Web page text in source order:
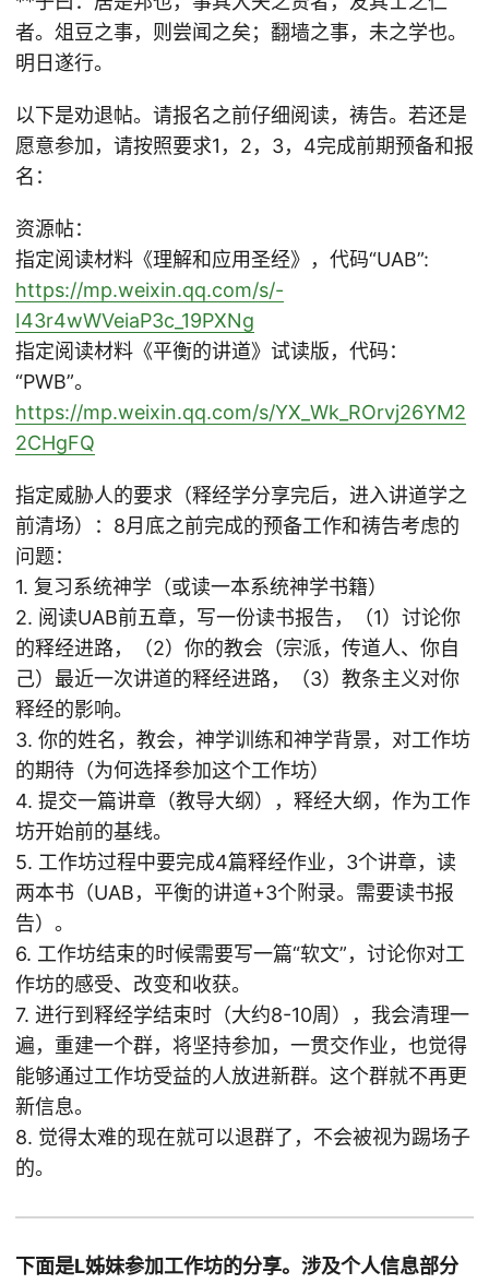
者。俎豆之事，则尝闻之矣；翻墙之事，未之学也。
明日遂行。
以下是劝退帖。请报名之前仔细阅读，祷告。若还是
愿意参加，请按照要求1，2，3，4完成前期预备和报
名：
资源帖：
指定阅读材料《理解和应用圣经》，代码“UAB”:
https://mp.weixin.qq.com/s/-
I43r4wWVeiaP3c_19PXNg
指定阅读材料《平衡的讲道》试读版，代码：
“PWB”。
https://mp.weixin.qq.com/s/YX_Wk_ROrvj26YM2
2CHgFQ
指定威胁人的要求（释经学分享完后，进入讲道学之
前清场）：8月底之前完成的预备工作和祷告考虑的
问题：
1. 复习系统神学（或读一本系统神学书籍）
2. 阅读UAB前五章，写一份读书报告，（1）讨论你
的释经进路，（2）你的教会（宗派，传道人、你自
己）最近一次讲道的释经进路，（3）教条主义对你
释经的影响。
3. 你的姓名，教会，神学训练和神学背景，对工作坊
的期待（为何选择参加这个工作坊）
4. 提交一篇讲章（教导大纲），释经大纲，作为工作
坊开始前的基线。
5. 工作坊过程中要完成4篇释经作业，3个讲章，读
两本书（UAB，平衡的讲道+3个附录。需要读书报
告）。
6. 工作坊结束的时候需要写一篇“软文”，讨论你对工
作坊的感受、改变和收获。
7. 进行到释经学结束时（大约8-10周），我会清理一
遍，重建一个群，将坚持参加，一贯交作业，也觉得
能够通过工作坊受益的人放进新群。这个群就不再更
新信息。
8. 觉得太难的现在就可以退群了，不会被视为踢场子
的。
下面是L姊妹参加工作坊的分享。涉及个人信息部分